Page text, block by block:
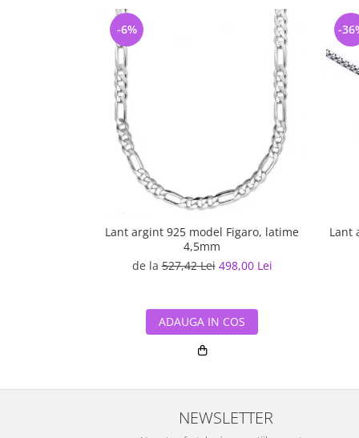
Lant argint 925 model Figaro, latime
4,5mm
de la527,42 Lei 498,00 Lei
-6%
ADAUGA IN COS
Lant
-
NEWSLETTER